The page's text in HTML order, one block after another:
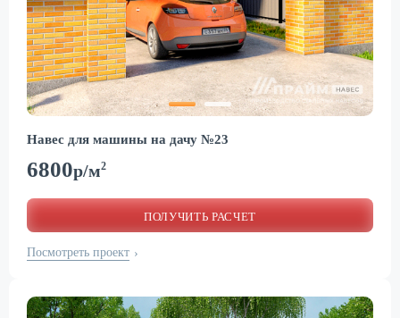
Навес для машины на дачу №23
6800р/м2
ПОЛУЧИТЬ РАСЧЕТ
Посмотреть проект ›